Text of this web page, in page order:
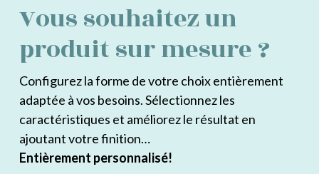
Vous souhaitez un
produit sur mesure ?
Configurez la forme de votre choix entièrement
adaptée à vos besoins. Sélectionnez les
caractéristiques et améliorez le résultat en
ajoutant votre finition…
Entièrement personnalisé!